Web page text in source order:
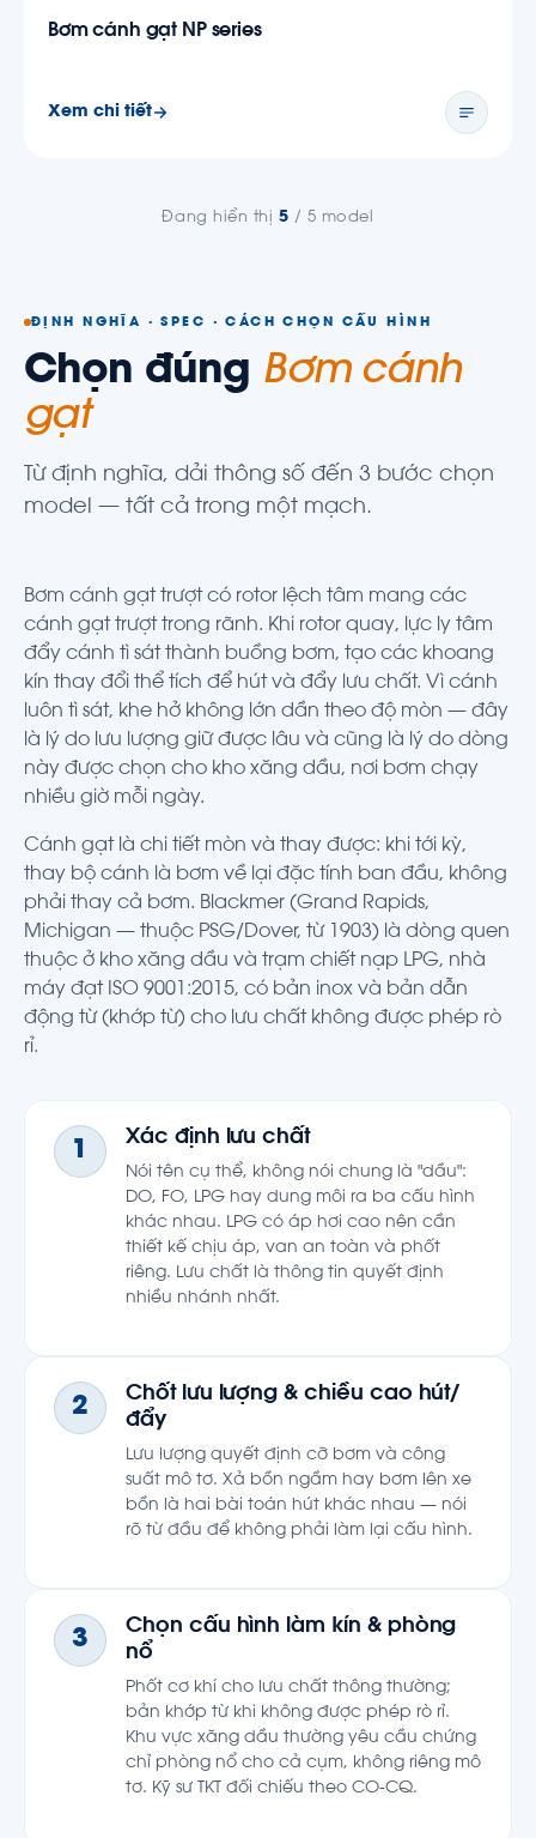
Bơm cánh gạt NP series
Xem chi tiết
Đang hiển thị 5 / 5 model
ĐỊNH NGHĨA · SPEC · CÁCH CHỌN CẤU HÌNH
Chọn đúng Bơm cánh
gạt
Từ định nghĩa, dải thông số đến 3 bước chọn
model — tất cả trong một mạch.
Bơm cánh gạt trượt có rotor lệch tâm mang các
cánh gạt trượt trong rãnh. Khi rotor quay, lực ly tâm
đẩy cánh tì sát thành buồng bơm, tạo các khoang
kín thay đổi thể tích để hút và đẩy lưu chất. Vì cánh
luôn tì sát, khe hở không lớn dần theo độ mòn — đây
là lý do lưu lượng giữ được lâu và cũng là lý do dòng
này được chọn cho kho xăng dầu, nơi bơm chạy
nhiều giờ mỗi ngày.
Cánh gạt là chi tiết mòn và thay được: khi tới kỳ,
thay bộ cánh là bơm về lại đặc tính ban đầu, không
phải thay cả bơm. Blackmer (Grand Rapids,
Michigan — thuộc PSG/Dover, từ 1903) là dòng quen
thuộc ở kho xăng dầu và trạm chiết nạp LPG, nhà
máy đạt ISO 9001:2015, có bản inox và bản dẫn
động từ (khớp từ) cho lưu chất không được phép rò
rỉ.
1 Xác định lưu chất
Nói tên cụ thể, không nói chung là "dầu":
DO, FO, LPG hay dung môi ra ba cấu hình
khác nhau. LPG có áp hơi cao nên cần
thiết kế chịu áp, van an toàn và phốt
riêng. Lưu chất là thông tin quyết định
nhiều nhánh nhất.
2
Chốt lưu lượng & chiều cao hút/
đẩy
Lưu lượng quyết định cỡ bơm và công
suất mô tơ. Xả bồn ngầm hay bơm lên xe
bồn là hai bài toán hút khác nhau — nói
rõ từ đầu để không phải làm lại cấu hình.
3
Chọn cấu hình làm kín & phòng
nổ
Phốt cơ khí cho lưu chất thông thường;
bản khớp từ khi không được phép rò rỉ.
Khu vực xăng dầu thường yêu cầu chứng
chỉ phòng nổ cho cả cụm, không riêng mô
tơ. Kỹ sư TKT đối chiếu theo CO-CQ.